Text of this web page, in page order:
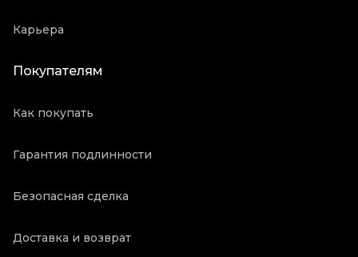
Карьера
Покупателям
Как покупать
Гарантия подлинности
Безопасная сделка
Доставка и возврат